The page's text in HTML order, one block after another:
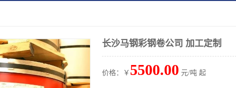
长沙马钢彩钢卷公司 加工定制
价格：￥ 5500.00 元/吨 起